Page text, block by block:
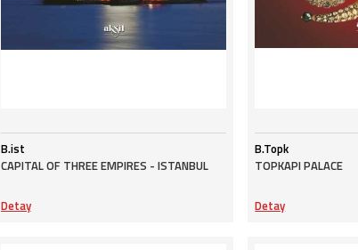
B.ist
CAPITAL OF THREE EMPIRES - ISTANBUL
Detay
B.Topk
TOPKAPI PALACE
Detay